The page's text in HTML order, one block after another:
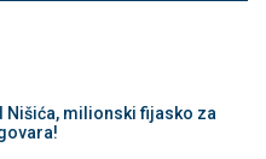
Nišića, milionski fijasko za